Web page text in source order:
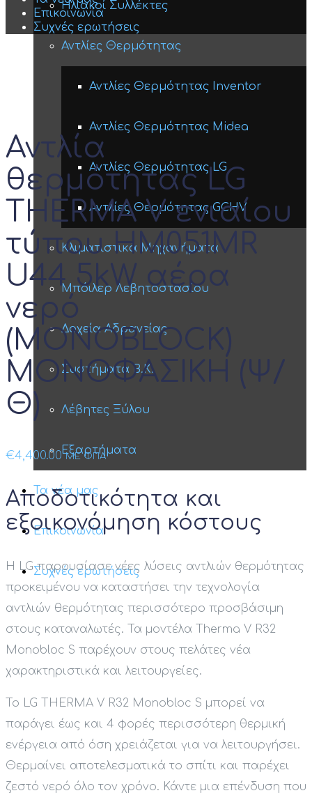
Ηλιακοί Συλλέκτες
Αντλίες Θερμότητας
Αντλίες Θερμότητας Inventor
Αντλίες Θερμότητας Midea
Αντλίες Θερμότητας LG
Αντλίες Θερμότητας GCHV
Κλιματιστικά Μηχανήματα
Μπόιλερ Λεβητοστασίου
Δοχεία Αδρανείας
Συστήματα Β.Κ.
Λέβητες Ξύλου
Εξαρτήματα
Τα νέα μας
Επικοινωνία
Συχνές ερωτήσεις
Επικοινωνία
Συχνές ερωτήσεις
Αντλία
θερμότητας LG
THERMA V ενιαίου
τύπου HM051MR
U44 5kW αέρα
νερό
(MONOBLOCK)
ΜΟΝΟΦΑΣΙΚΗ (Ψ/
Θ)
€4,400.00 ΜΕ ΦΠΑ
Αποδοτικότητα και
εξοικονόμηση κόστους
H LG παρουσίασε νέες λύσεις αντλιών θερμότητας
προκειμένου να καταστήσει την τεχνολογία
αντλιών θερμότητας περισσότερο προσβάσιμη
στους καταναλωτές. Τα μοντέλα Therma V R32
Monobloc S παρέχουν στους πελάτες νέα
χαρακτηριστικά και λειτουργείες.
Το LG THERMA V R32 Monobloc S μπορεί να
παράγει έως και 4 φορές περισσότερη θερμική
ενέργεια από όση χρειάζεται για να λειτουργήσει.
Θερμαίνει αποτελεσματικά το σπίτι και παρέχει
ζεστό νερό όλο τον χρόνο. Κάντε μια επένδυση που